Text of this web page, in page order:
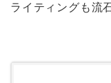
ライティングも流